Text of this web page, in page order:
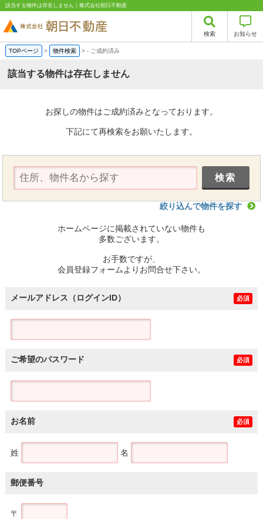
該当する物件は存在しません｜株式会社朝日不動産
検索 お知らせ
TOPページ > 物件検索 >- ご成約済み
該当する物件は存在しません
お探しの物件はご成約済みとなっております。
下記にて再検索をお願いたします。
絞り込んで物件を探す
ホームページに掲載されていない物件も
多数ございます。
お手数ですが、
会員登録フォームよりお問合せ下さい。
メールアドレス（ログインID） 必須
ご希望のパスワード 必須
お名前 必須
姓 名
郵便番号
〒